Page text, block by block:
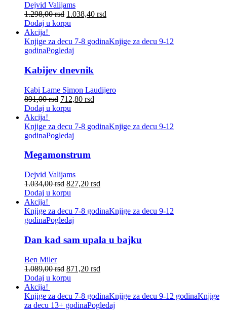
Dejvid Valijams
1.298,00rsd 1.038,40 rsd
Dodaj u korpu
Akcija!
Knjige za decu 7-8 godinaKnjige za decu 9-12
godinaPogledaj
Kabijev dnevnik
Kabi Lame Simon Laudijero
891,00rsd 712,80 rsd
Dodaj u korpu
Akcija!
Knjige za decu 7-8 godinaKnjige za decu 9-12
godinaPogledaj
Megamonstrum
Dejvid Valijams
1.034,00rsd 827,20 rsd
Dodaj u korpu
Akcija!
Knjige za decu 7-8 godinaKnjige za decu 9-12
godinaPogledaj
Dan kad sam upala u bajku
Ben Miler
1.089,00rsd 871,20 rsd
Dodaj u korpu
Akcija!
Knjige za decu 7-8 godinaKnjige za decu 9-12 godinaKnjige
za decu 13+ godinaPogledaj